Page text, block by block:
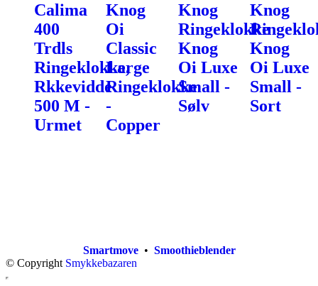
Calima
400
Trdls
Ringeklokke,
Rkkevidde
500 M -
Urmet
Knog
Oi
Classic
Large
Ringeklokke
-
Copper
Knog
Ringeklokke
Knog
Oi Luxe
Small -
Sølv
Knog
Knog
Oi Luxe
Small -
Sort
Smartmove• Smoothieblender
© Copyright Smykkebazaren